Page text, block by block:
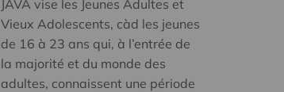
JAVA vise les Jeunes Adultes et
Vieux Adolescents, càd les jeunes
de 16 à 23 ans qui, à l’entrée de
la majorité et du monde des
adultes, connaissent une période